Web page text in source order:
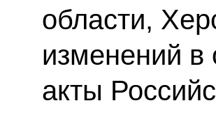
области,
изменений в
акты